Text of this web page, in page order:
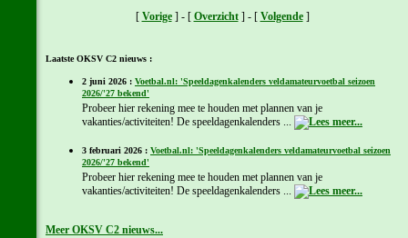
[ Vorige] - [ Overzicht] - [ Volgende]
Laatste OKSV C2 nieuws :
2 juni 2026 : Voetbal.nl: 'Speeldagenkalenders veldamateurvoetbal seizoen
2026/'27 bekend'
Probeer hier rekening mee te houden met plannen van je
vakanties/activiteiten! De speeldagenkalenders ...
3 februari 2026 : Voetbal.nl: 'Speeldagenkalenders veldamateurvoetbal seizoen
2026/'27 bekend'
Probeer hier rekening mee te houden met plannen van je
vakanties/activiteiten! De speeldagenkalenders ...
Meer OKSV C2 nieuws...